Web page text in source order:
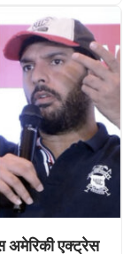
अमेरिकी एक्ट्रेस